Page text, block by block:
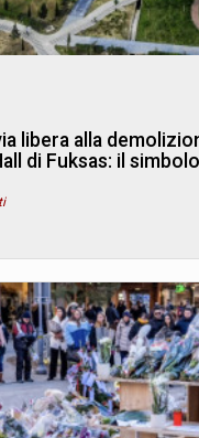
libera alla
di Fuksas: il